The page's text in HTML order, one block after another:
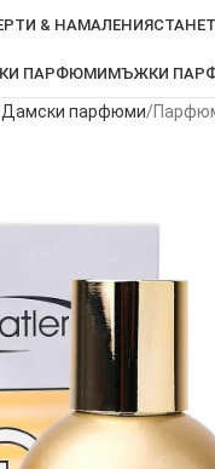
& НАМАЛЕНИЯ
ПАРФЮМИМЪЖКИ
Дамски парфюми